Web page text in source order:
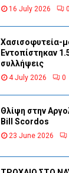
16 July 2026 0
Χασισοφυτεία-
Εντοπίστηκαν
συλλήψεις
4 July 2026 0
Θλίψη στην
Bill Scordos
23 June 2026